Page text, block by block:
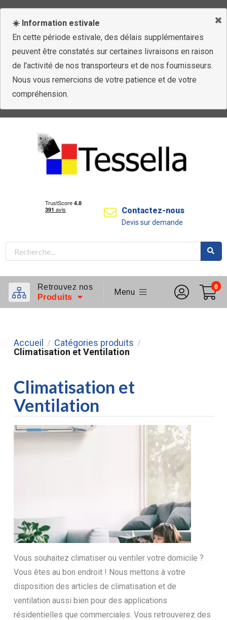
☀️ Information estivale
En cette période estivale, des délais supplémentaires
peuvent être constatés sur certaines livraisons en raison
de l'activité de nos transporteurs et de nos fournisseurs.
Nous vous remercions de votre patience et de votre
compréhension.
Contactez-nous
Devis sur demande
Retrouvez nos
Produits
Menu
0
Accueil / Catégories produits /
Climatisation et Ventilation
Climatisation et
Ventilation
Vous souhaitez climatiser ou ventiler votre domicile ?
Vous êtes au bon endroit ! Nous mettons à votre
disposition des articles de climatisation et de
ventilation aussi bien pour des applications
résidentielles que commerciales. Vous retrouverez des